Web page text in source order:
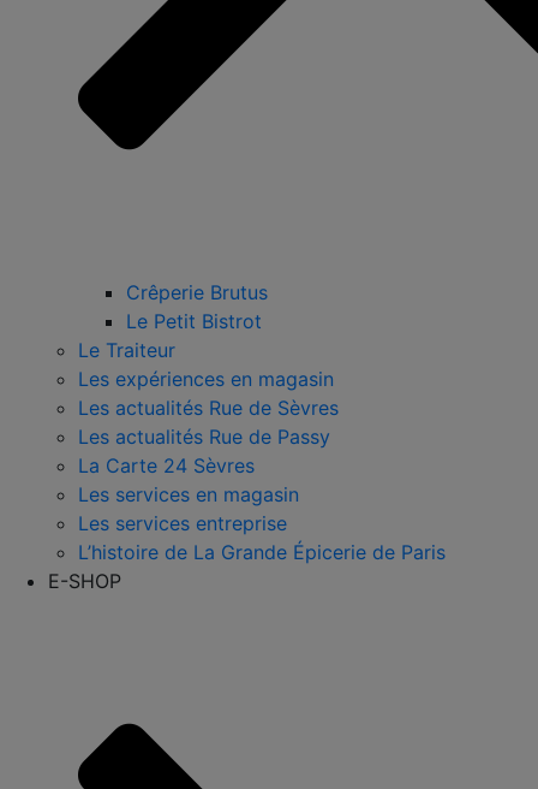
Crêperie Brutus
Le Petit Bistrot
Le Traiteur
Les expériences en magasin
Les actualités Rue de Sèvres
Les actualités Rue de Passy
La Carte 24 Sèvres
Les services en magasin
Les services entreprise
L’histoire de La Grande Épicerie de Paris
E-SHOP